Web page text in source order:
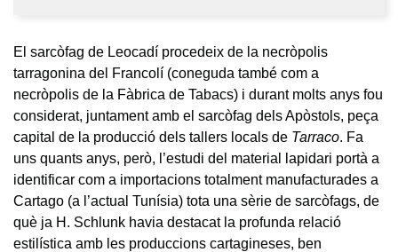
El sarcòfag de Leocadí procedeix de la necròpolis
tarragonina del Francolí (coneguda també com a
necròpolis de la Fàbrica de Tabacs) i durant molts anys fou
considerat, juntament amb el sarcòfag dels Apòstols, peça
capital de la producció dels tallers locals de Tarraco. Fa
uns quants anys, però, l’estudi del material lapidari portà a
identificar com a importacions totalment manufacturades a
Cartago (a l’actual Tunísia) tota una sèrie de sarcòfags, de
què ja H. Schlunk havia destacat la profunda relació
estilística amb les produccions cartagineses, ben